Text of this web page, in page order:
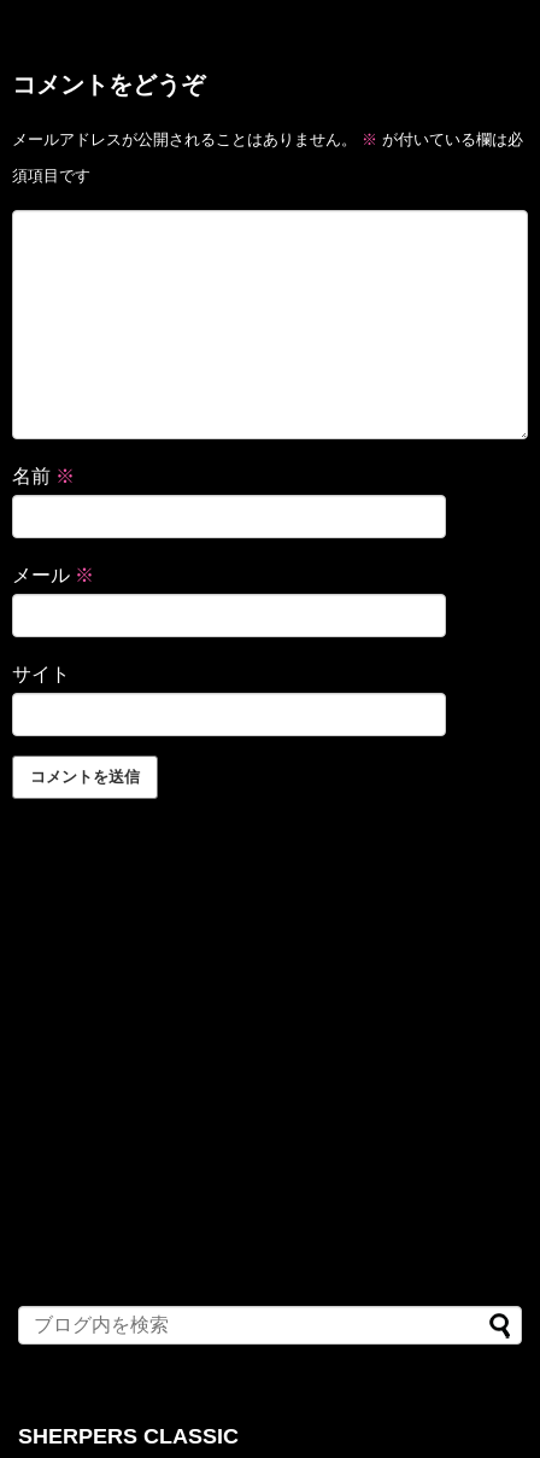
コメントをどうぞ
メールアドレスが公開されることはありません。 ※ が付いている欄は必
須項目です
名前 ※
メール ※
サイト
SHERPERS CLASSIC